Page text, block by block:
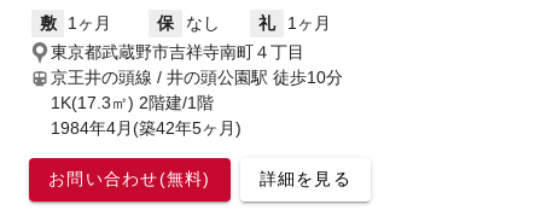
敷 1ヶ月 保 なし 礼
1ヶ月
東京都武蔵野市吉祥寺南町４丁目
京王井の頭線 / 井の頭公園駅 徒歩10分
1K(17.3㎡) 2階建/1階
1984年4月(築42年5ヶ月)
お問い合わせ(無料) 詳細を見る